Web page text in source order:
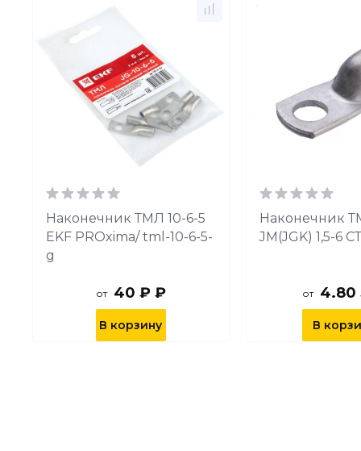
Наконечник ТМЛ 10-6-5
EKF PROxima/ tml-10-6-5-
g
от 40 ₽ ₽
В корзину
Наконечник
JM(JGK) 1,5-6
от 4.80
В